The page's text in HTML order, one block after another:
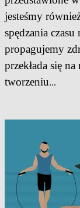
jesteśmy
spędzania
propagujemy
przekłada się
tworzeniu...